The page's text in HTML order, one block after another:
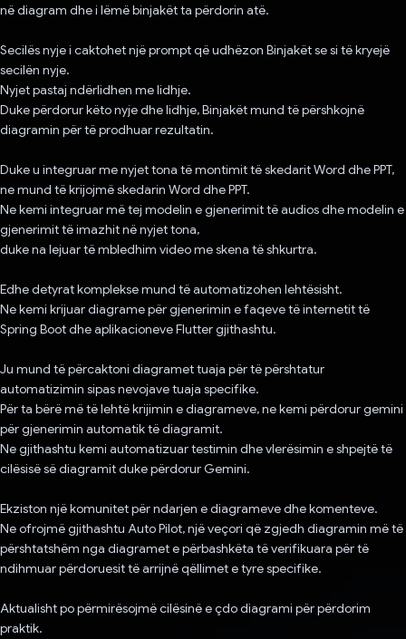
në diagram dhe i lëmë binjakët ta përdorin atë.
Secilës nyje i caktohet një prompt që udhëzon Binjakët se si të kryejë
secilën nyje.
Nyjet pastaj ndërlidhen me lidhje.
Duke përdorur këto nyje dhe lidhje, Binjakët mund të përshkojnë
diagramin për të prodhuar rezultatin.
Duke u integruar me nyjet tona të montimit të skedarit Word dhe PPT,
ne mund të krijojmë skedarin Word dhe PPT.
Ne kemi integruar më tej modelin e gjenerimit të audios dhe modelin e
gjenerimit të imazhit në nyjet tona,
duke na lejuar të mbledhim video me skena të shkurtra.
Edhe detyrat komplekse mund të automatizohen lehtësisht.
Ne kemi krijuar diagrame për gjenerimin e faqeve të internetit të
Spring Boot dhe aplikacioneve Flutter gjithashtu.
Ju mund të përcaktoni diagramet tuaja për të përshtatur
automatizimin sipas nevojave tuaja specifike.
Për ta bërë më të lehtë krijimin e diagrameve, ne kemi përdorur gemini
për gjenerimin automatik të diagramit.
Ne gjithashtu kemi automatizuar testimin dhe vlerësimin e shpejtë të
cilësisë së diagramit duke përdorur Gemini.
Ekziston një komunitet për ndarjen e diagrameve dhe komenteve.
Ne ofrojmë gjithashtu Auto Pilot, një veçori që zgjedh diagramin më të
përshtatshëm nga diagramet e përbashkëta të verifikuara për të
ndihmuar përdoruesit të arrijnë qëllimet e tyre specifike.
Aktualisht po përmirësojmë cilësinë e çdo diagrami për përdorim
praktik.